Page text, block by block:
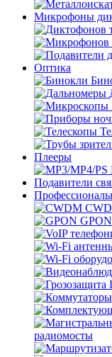
Микрофоны
Оптика
Плееры
Подавители
GPON
радиомосты